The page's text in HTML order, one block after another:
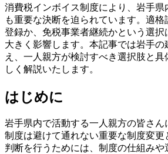
消費税インボイス制度により、岩手県
も重要な決断を迫られています。適
登録か、免税事業者継続かという選択
大きく影響します。本記事では岩手の
え、一人親方が検討すべき選択肢と
しく解説いたします。
はじめに
岩手県内で活動する一人親方の皆さん
制度は避けて通れない重要な制度変更
判断を行うためには、制度の仕組み